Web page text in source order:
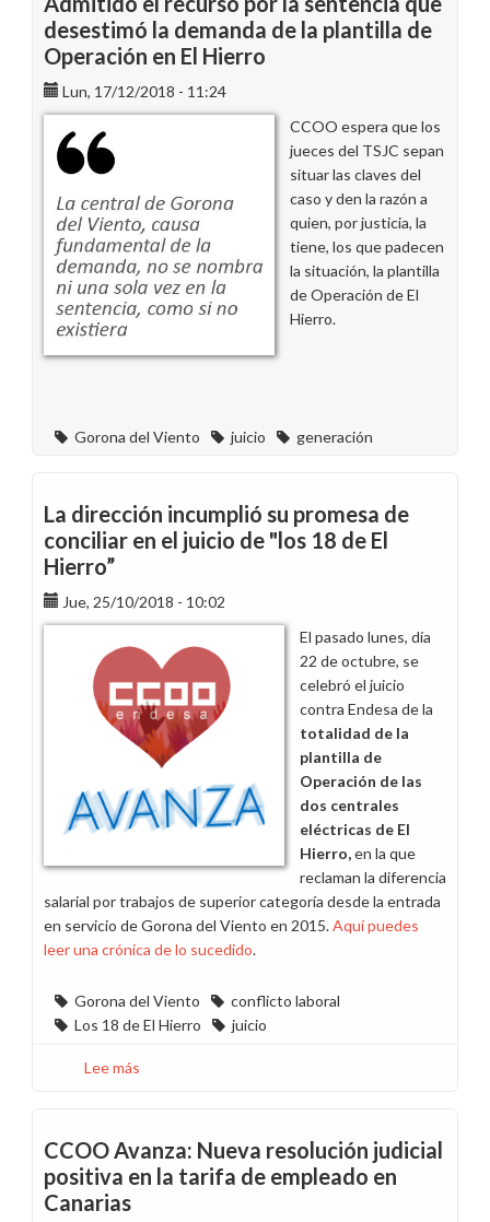
desestimó la demanda de la plantilla de
Operación en El Hierro
Lun, 17/12/2018 - 11:24
CCOO espera que los
jueces del TSJC sepan
situar las claves del
caso y den la razón a
quien, por justicia, la
tiene, los que padecen
la situación, la plantilla
de Operación de El
Hierro.
Gorona del Viento juicio generación
La dirección incumplió su promesa de
conciliar en el juicio de "los 18 de El
Hierro”
Jue, 25/10/2018 - 10:02
El pasado lunes, día
22 de octubre, se
celebró el juicio
contra Endesa de la
totalidad de la
plantilla de
Operación de las
dos centrales
eléctricas de El
Hierro,en la que
reclaman la diferencia
salarial por trabajos de superior categoría desde la entrada
en servicio de Gorona del Viento en 2015.Aquí puedes
leer una crónica de lo sucedido.
Gorona del Viento
conflicto laboral
Los 18 de El Hierro
juicio
Lee más
incumplió
su
promesa
CCOO Avanza: Nueva resolución judicial
positiva en la tarifa de empleado en
Canarias